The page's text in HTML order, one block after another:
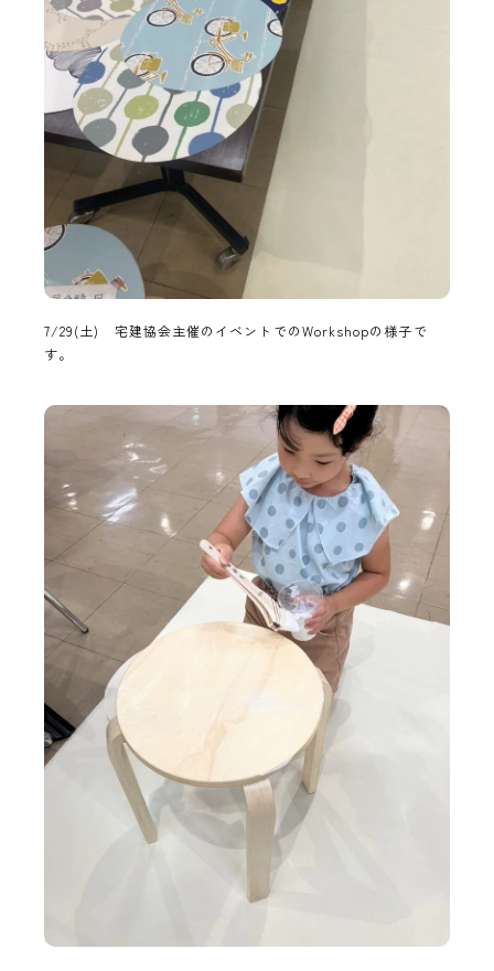
7/29(土) 宅建協会主催のイベントでのWorkshopの様子で
す。